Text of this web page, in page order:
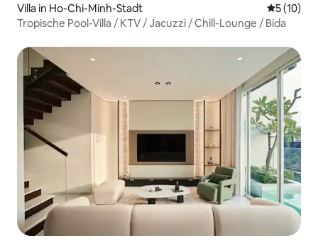
Villa in Ho-Chi-Minh-Stadt
5 (10)
Tropische Pool-Villa / KTV / Jacuzzi / Chill-Lounge / Bida